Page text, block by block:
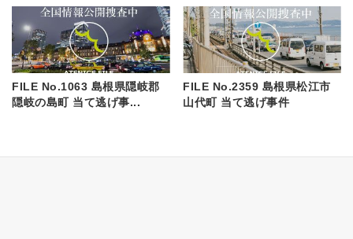
FILE No.1063 島根県隠岐郡
隠岐の島町 当て逃げ事...
FILE No.2359 島根県松江市
山代町 当て逃げ事件